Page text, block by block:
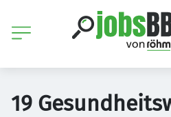
19